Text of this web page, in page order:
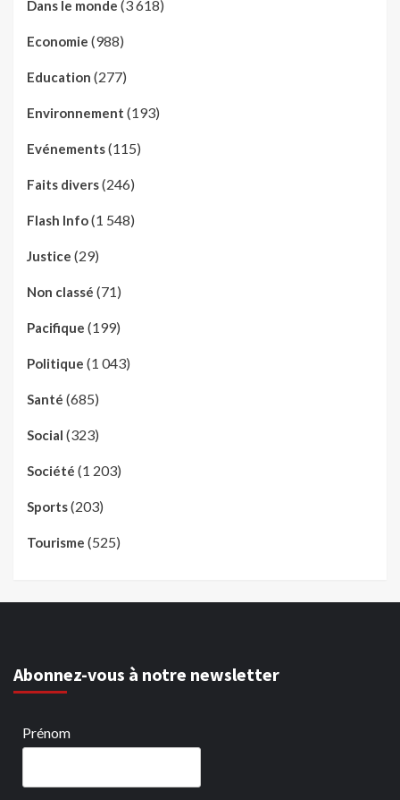
Dans le monde (3 618)
Economie (988)
Education (277)
Environnement (193)
Evénements(115)
Faits divers(246)
Flash Info(1 548)
Justice (29)
Non classé (71)
Pacifique (199)
Politique (1 043)
Santé (685)
Social (323)
Société (1 203)
Sports(203)
Tourisme (525)
Abonnez-vous à notre newsletter
Prénom